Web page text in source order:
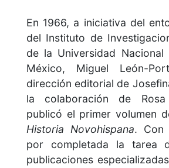
En 1966, a iniciativa del
del Instituto de
de la Universidad Nacional
México, Miguel León-
dirección editorial de
la colaboración de
publicó el primer volumen
Historia Novohispana. Con
por completada la tarea
publicaciones